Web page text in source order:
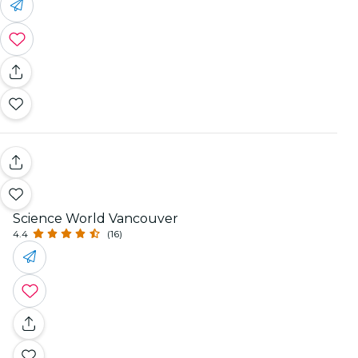
Science World Vancouver
4.4 (16)